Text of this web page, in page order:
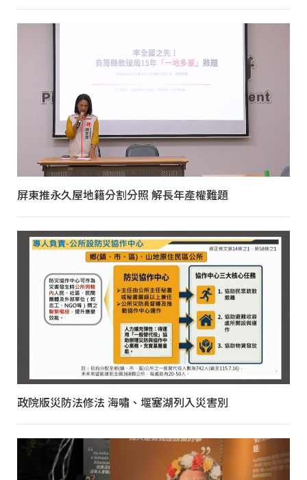
屏東推永久屋地籍分割分照 解長年產權難題
政院版災防法修法 海嘯、堰塞湖列入災害別